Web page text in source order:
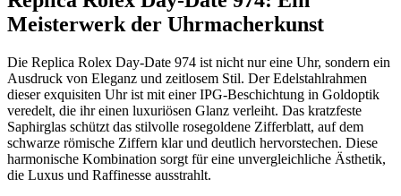
Meisterwerk der Uhrmacherkunst
Die Replica Rolex Day-Date 974 ist nicht nur eine Uhr, sondern ein
Ausdruck von Eleganz und zeitlosem Stil. Der Edelstahlrahmen
dieser exquisiten Uhr ist mit einer IPG-Beschichtung in Goldoptik
veredelt, die ihr einen luxuriösen Glanz verleiht. Das kratzfeste
Saphirglas schützt das stilvolle rosegoldene Zifferblatt, auf dem
schwarze römische Ziffern klar und deutlich hervorstechen. Diese
harmonische Kombination sorgt für eine unvergleichliche Ästhetik,
die Luxus und Raffinesse ausstrahlt.